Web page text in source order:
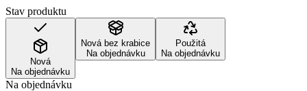
Stav produktu
Nová
Na objednávku
Nová bez krabice
Na objednávku
Použitá
Na objednávku
Na objednávku